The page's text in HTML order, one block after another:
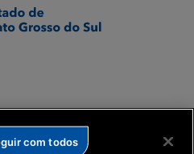
com todos